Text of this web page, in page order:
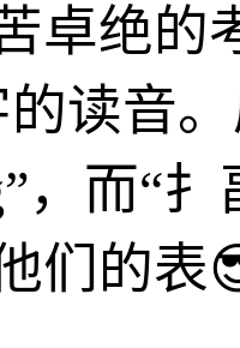
卓绝的
的读音
，而“
们的表